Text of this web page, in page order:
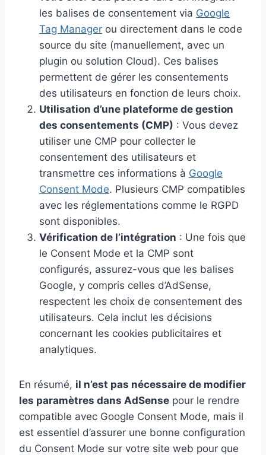
les balises de consentement via Google
Tag Manager ou directement dans le code
source du site (manuellement, avec un
plugin ou solution Cloud). Ces balises
permettent de gérer les consentements
des utilisateurs en fonction de leurs choix.
Utilisation d’une plateforme de gestion
des consentements (CMP) : Vous devez
utiliser une CMP pour collecter le
consentement des utilisateurs et
transmettre ces informations à Google
Consent Mode. Plusieurs CMP compatibles
avec les réglementations comme le RGPD
sont disponibles.
Vérification de l’intégration : Une fois que
le Consent Mode et la CMP sont
configurés, assurez-vous que les balises
Google, y compris celles d’AdSense,
respectent les choix de consentement des
utilisateurs. Cela inclut les décisions
concernant les cookies publicitaires et
analytiques.
En résumé, il n’est pas nécessaire de modifier
les paramètres dans AdSense pour le rendre
compatible avec Google Consent Mode, mais il
est essentiel d’assurer une bonne configuration
du Consent Mode sur votre site web pour que